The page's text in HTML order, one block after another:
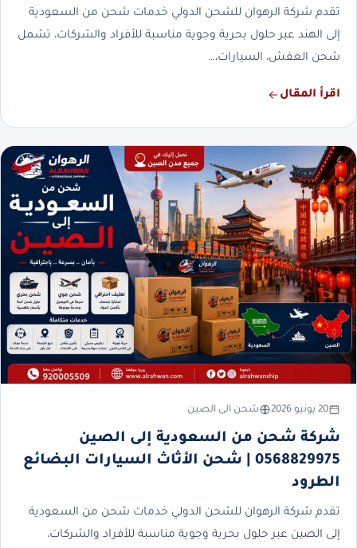
تقدم شركة الرهوان للشحن الدولي خدمات شحن من السعودية
إلى الهند عبر حلول بحرية وجوية مناسبة للأفراد والشركات، تشمل
شحن العفش، السيارات،…
اقرأ المقال
20 يونيو 2026 شحن الى الصين
شركة شحن من السعودية إلى الصين
0568829975 | شحن الأثاث السيارات البضائع
الطرود
تقدم شركة الرهوان للشحن الدولي خدمات شحن من السعودية
إلى الصين عبر حلول بحرية وجوية مناسبة للأفراد والشركات،